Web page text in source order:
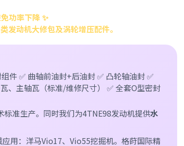
功率下降 ✨
动机大修包及涡轮增压配件。
件 ✅ 曲轴前油封+后油封 ✅ 凸轮轴油封 ✅
、主轴瓦（标准/维修尺寸） ✅ 全套O型密封
标准生产。同时我们为4TNE98发动机提供水
用：洋马Vio17、Vio55挖掘机。格莳国际精